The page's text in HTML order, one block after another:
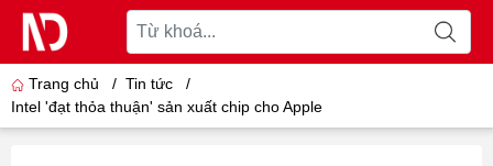
Trang chủ / Tin tức
/
Intel 'đạt thỏa thuận' sản xuất chip cho Apple